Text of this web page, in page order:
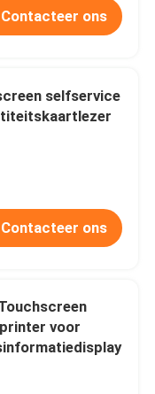
Contacteer ons
selfservice
Contacteer ons
voor